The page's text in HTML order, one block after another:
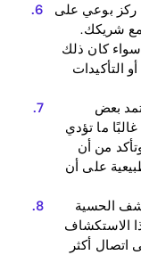
ركز بوعي على
مع شريكك.
كان ذلك
التأكيدات
بعض
ما تؤدي
من أن
على أن
الحسية
الاستكشاف
اتصال أكثر